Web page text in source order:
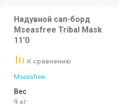
Надувной сап-борд
Mseasfree Tribal Mask
11'0
К сравнению
Mseasfree
Вес
9 кг